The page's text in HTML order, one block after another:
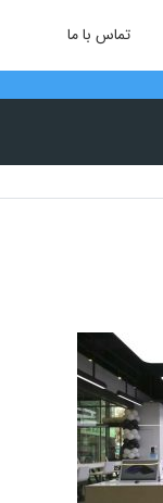
تماس با ما